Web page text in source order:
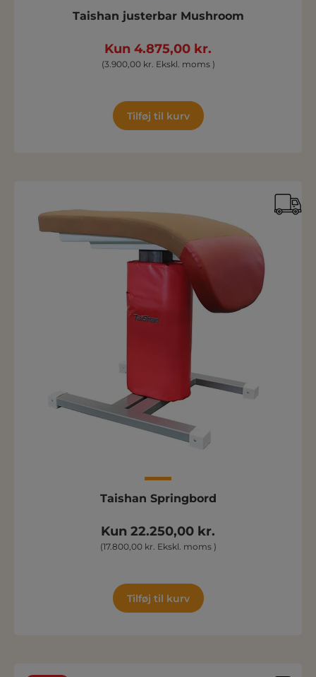
Taishan justerbar Mushroom
Kun 4.875,00 kr.
(3.900,00 kr. Ekskl. moms )
Tilføj til kurv
Taishan Springbord
Kun 22.250,00 kr.
(17.800,00 kr. Ekskl. moms )
Tilføj til kurv